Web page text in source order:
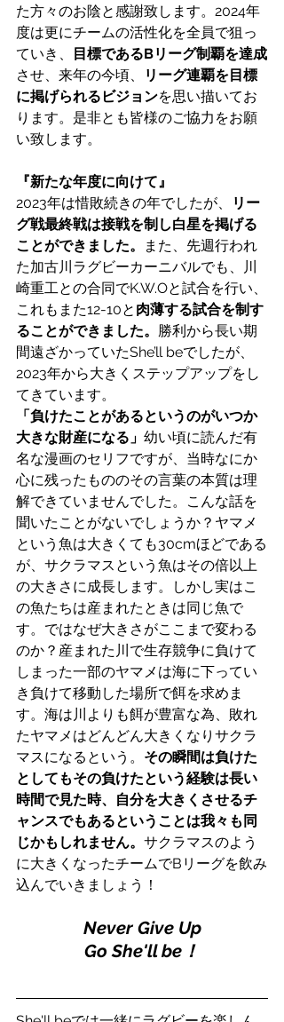
た方々のお陰と感謝致します。2024年
度は更にチームの活性化を全員で狙っ
ていき、
目標であるBリーグ制覇を達成
させ、来年の今頃、
リーグ連覇を目標
に掲げられるビジョンを思い描いてお
ります。是非とも皆様のご協力をお願
い致します。
『新たな年度に向けて』
2023年は惜敗続きの年でしたが、
リー
グ戦最終戦は接戦を制し白星を掲げる
ことができました。
また、先週行われ
た加古川ラグビーカーニバルでも、川
崎重工との合同でK.W.Oと試合を行い、
これもまた12-10と 肉薄する試合を制す
ることができました。 勝利から長い期
間遠ざかっていたShe’ll beでしたが、
2023年から大きくステップアップをし
てきています。
「負けたことがあるというのがいつか
大きな財産になる」 幼い頃に読んだ有
名な漫画のセリフですが、当時なにか
心に残ったもののその言葉の本質は理
解できていませんでした。こんな話を
聞いたことがないでしょうか？ヤマメ
という魚は大きくても30cmほどである
が、サクラマスという魚はその倍以上
の大きさに成長します。しかし実はこ
の魚たちは産まれたときは同じ魚で
す。ではなぜ大きさがここまで変わる
のか？産まれた川で生存競争に負けて
しまった一部のヤマメは海に下ってい
き負けて移動した場所で餌を求めま
す。海は川よりも餌が豊富な為、敗れ
たヤマメはどんどん大きくなりサクラ
マスになるという。 その瞬間は負けた
としてもその負けたという経験は長い
時間で見た時、自分を大きくさせるチ
ャンスでもあるということは我々も同
じかもしれません。 サクラマスのよう
に大きくなったチームでBリーグを飲み
込んでいきましょう！
Never Give Up
Go She'll be！